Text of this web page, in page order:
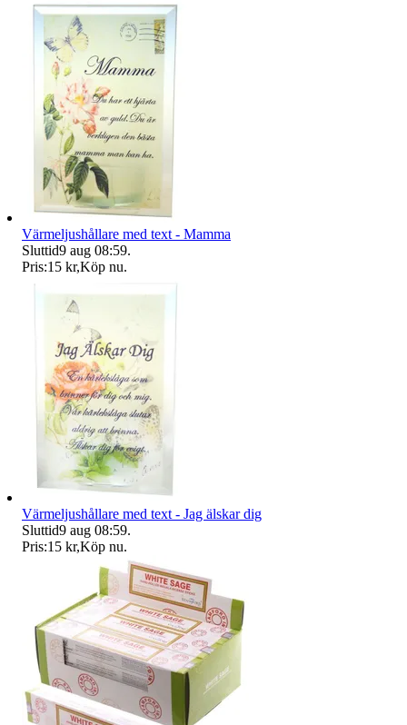
Värmeljushållare med text - Mamma
Sluttid9 aug 08:59.
Pris:15 kr,Köp nu.
Värmeljushållare med text - Jag älskar dig
Sluttid9 aug 08:59.
Pris:15 kr,Köp nu.